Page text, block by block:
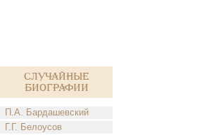
Случайные
биографии
П.А. Бардашевский
Г.Г. Белоусов